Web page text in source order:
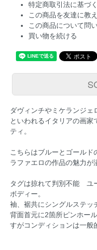
特定商取引法に基づ
この商品を友達に教
この商品について問
買い物を続ける
ダヴィンチやミケランジ
といわれるイタリアの画
ティ。
こちらはブルーとゴールド
ラファエロの作品の魅力が
タグは掠れて判別不能 ユ
ボディー。
袖、裾共にシングルステッ
背面首元に2箇所ピンホー
すがコンディションは一般